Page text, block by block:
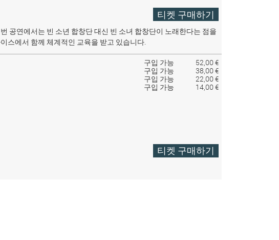
티켓 구매하기
공연에서는 빈 소년 합창단 대신 빈 소녀 합창단이 노래한다는 점을
스에서 함께 체계적인 교육을 받고 있습니다.
구입 가능
52,00 €
구입 가능
38,00 €
구입 가능
22,00 €
구입 가능
14,00 €
티켓 구매하기